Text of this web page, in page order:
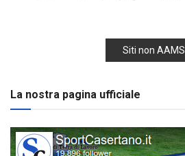
Siti non AAMS
La nostra pagina ufficiale